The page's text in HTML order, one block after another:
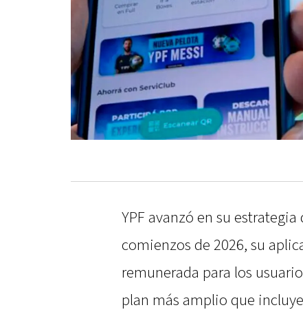
YPF avanzó en su
comienzos de 2026, su
remunerada para los
plan más amplio que